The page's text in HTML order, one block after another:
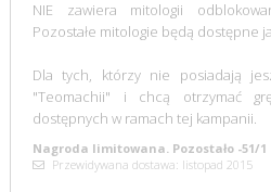
NIE zawiera mitologii
Pozostałe mitologie będą dostępne
Dla tych, którzy nie posiadają
"Teomachii" i chcą otrzymać
dostępnych w ramach tej kampanii.
Nagroda limitowana. Pozostało -51/1
Przewidywana dostawa: listopad 2015